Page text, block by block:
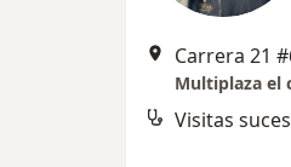
Multiplaza el
Visitas